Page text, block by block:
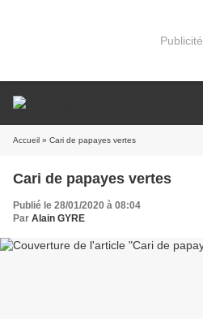
Publicité
Accueil » Cari de papayes vertes
Cari de papayes vertes
Publié le 28/01/2020 à 08:04
Par Alain GYRE